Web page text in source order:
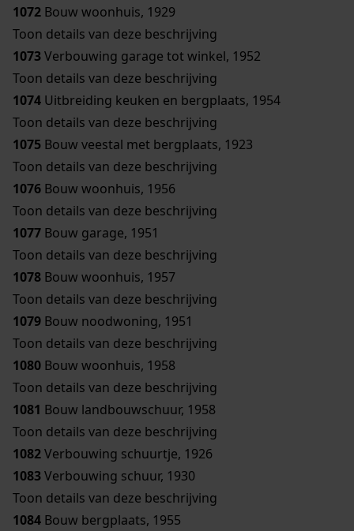
1072 Bouw woonhuis, 1929
Toon details van deze beschrijving
1073Verbouwing garage tot winkel, 1952
Toon details van deze beschrijving
1074 Uitbreiding keuken en bergplaats, 1954
Toon details van deze beschrijving
1075 Bouw veestal met bergplaats, 1923
Toon details van deze beschrijving
1076 Bouw woonhuis, 1956
Toon details van deze beschrijving
1077 Bouw garage, 1951
Toon details van deze beschrijving
1078 Bouw woonhuis, 1957
Toon details van deze beschrijving
1079 Bouw noodwoning, 1951
Toon details van deze beschrijving
1080 Bouw woonhuis, 1958
Toon details van deze beschrijving
1081 Bouw landbouwschuur, 1958
Toon details van deze beschrijving
1082Verbouwing schuurtje, 1926
1083Verbouwing schuur, 1930
Toon details van deze beschrijving
1084 Bouw bergplaats, 1955